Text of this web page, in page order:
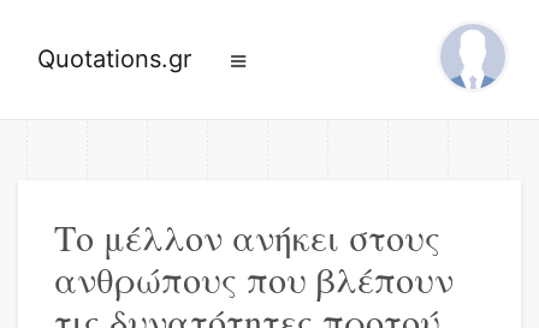
Quotations.gr
Το μέλλον ανήκει στους
ανθρώπους που βλέπουν